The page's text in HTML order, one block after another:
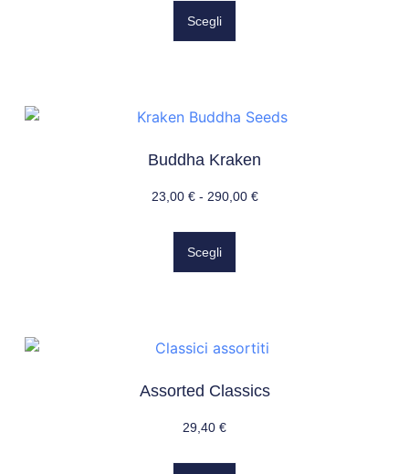
Scegli
Buddha Kraken
23,00 € - 290,00 €
Scegli
Assorted Classics
29,40 €